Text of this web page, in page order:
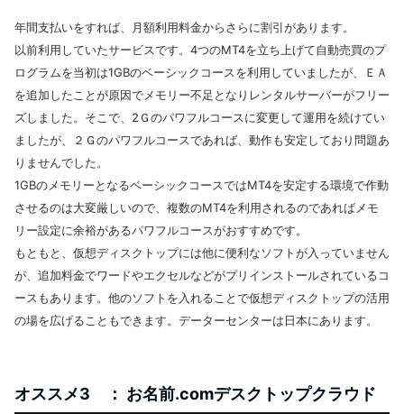
年間支払いをすれば、月額利用料金からさらに割引があります。
以前利用していたサービスです。4つのMT4を立ち上げて自動売買のプ
ログラムを当初は1GBのベーシックコースを利用していましたが、ＥＡ
を追加したことが原因でメモリー不足となりレンタルサーバーがフリー
ズしました。 そこで、2Ｇのパワフルコースに変更して運用を続けてい
ましたが、２Ｇのパワフルコースであれば、動作も安定しており問題あ
りませんでした。
1GBのメモリーとなるベーシックコースではMT4を安定する環境で作動
させるのは大変厳しいので、複数のMT4を利用されるのであればメモ
リー設定に余裕があるパワフルコースがおすすめです。
もともと、仮想ディスクトップには他に便利なソフトが入っていません
が、追加料金でワードやエクセルなどがプリインストールされているコ
ースもあります。他のソフトを入れることで仮想ディスクトップの活用
の場を広げることもできます。データーセンターは日本にあります。
オススメ3 ： お名前.comデスクトップクラウド